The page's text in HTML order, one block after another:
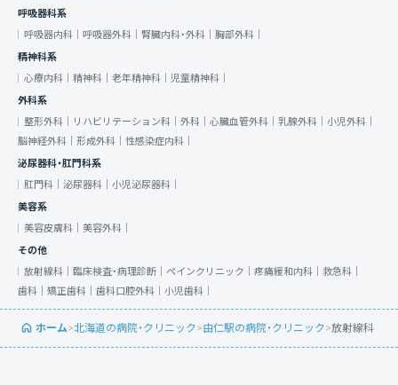
呼吸器科系
呼吸器内科｜ 呼吸器外科｜ 腎臓内科・外科｜ 胸部外科｜
精神科系
心療内科｜ 精神科｜ 老年精神科｜ 児童精神科｜
外科系
整形外科｜
リハビリテーション科｜ 外科｜ 心臓血管外科｜ 乳腺外科｜ 小児外科｜
脳神経外科｜ 形成外科｜ 性感染症内科｜
泌尿器科・肛門科系
肛門科｜ 泌尿器科｜ 小児泌尿器科｜
美容系
美容皮膚科｜ 美容外科｜
その他
放射線科｜ 臨床検査・病理診断｜ ペインクリニック｜ 疼痛緩和内科｜ 救急科｜
歯科｜ 矯正歯科｜ 歯科口腔外科｜ 小児歯科｜
ホーム>北海道の病院・クリニック>由仁駅の病院・クリニック>放射線科